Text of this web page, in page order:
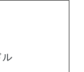
ル